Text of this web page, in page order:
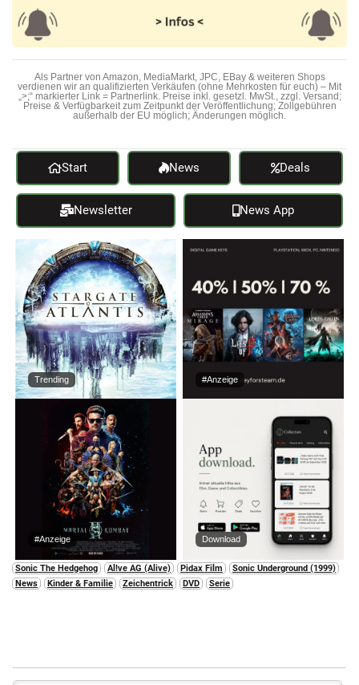
Als Partner von Amazon, MediaMarkt, JPC, EBay & weiteren Shops
verdienen wir an qualifizierten Verkäufen (ohne Mehrkosten für euch) – Mit
„>;“ markierter Link = Partnerlink. Preise inkl. gesetzl. MwSt., zzgl. Versand;
Preise & Verfügbarkeit zum Zeitpunkt der Veröffentlichung; Zollgebühren
außerhalb der EU möglich; Änderungen möglich.
Start News Deals
Newsletter News App
Trending #Anzeige
#Anzeige Download
Sonic The Hedgehog Al!ve AG (Alive) Pidax Film
Sonic Underground (1999)
News
Kinder & Familie Zeichentrick DVD Serie